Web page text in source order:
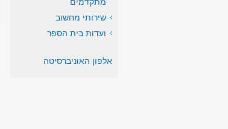
שירותי מחשוב
ועדות בית הספר
אלפון האוניברסיטה